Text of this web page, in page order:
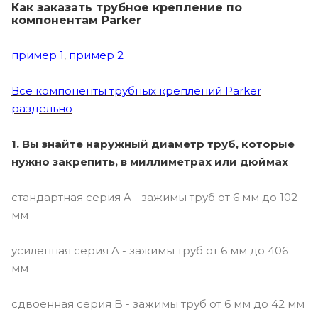
Как заказать трубное крепление по
компонентам Parker
пример 1, пример 2
Все компоненты трубных креплений Parker
раздельно
1. Вы знайте наружный диаметр труб, которые
нужно закрепить, в миллиметрах или дюймах
стандартная серия A - зажимы труб от 6 мм до 102
мм
усиленная серия A - зажимы труб от 6 мм до 406
мм
сдвоенная серия B - зажимы труб от 6 мм до 42 мм